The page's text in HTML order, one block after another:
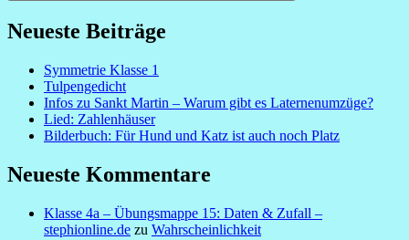
Neueste Beiträge
Symmetrie Klasse 1
Tulpengedicht
Infos zu Sankt Martin – Warum gibt es Laternenumzüge?
Lied: Zahlenhäuser
Bilderbuch: Für Hund und Katz ist auch noch Platz
Neueste Kommentare
Klasse 4a – Übungsmappe 15: Daten & Zufall –
stephionline.de zu Wahrscheinlichkeit